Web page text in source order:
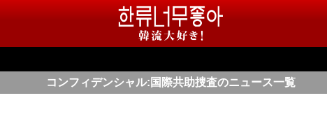
コンフィデンシャル:国際共助捜査のニュース一覧